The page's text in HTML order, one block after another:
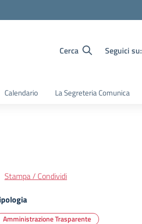
Cerca Seguici su:
Calendario La Segreteria Comunica
Stampa / Condividi
Amministrazione Trasparente